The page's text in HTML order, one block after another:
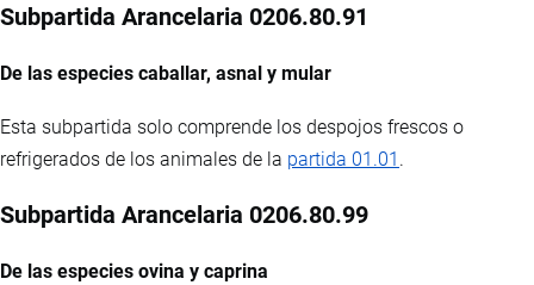
Subpartida Arancelaria 0206.80.91
De las especies caballar, asnal y mular
Esta subpartida solo comprende los despojos frescos o
refrigerados de los animales de la partida 01.01 .
Subpartida Arancelaria 0206.80.99
De las especies ovina y caprina